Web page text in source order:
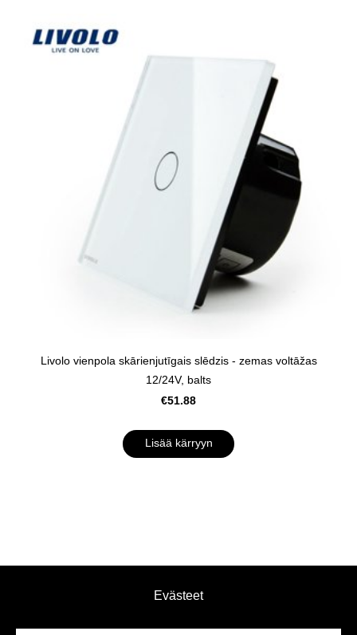
Livolo vienpola skārienjutīgais slēdzis - zemas voltāžas
12/24V, balts
€51.88
Lisää kärryyn
Evästeet